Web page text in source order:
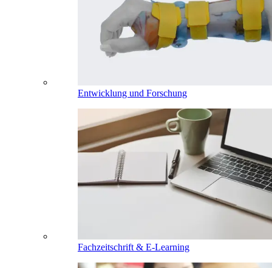
Entwicklung und Forschung
Fachzeitschrift & E-Learning